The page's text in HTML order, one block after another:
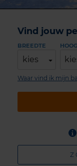
Vind jouw
BREEDTE
kies
Waar vind ik mijn